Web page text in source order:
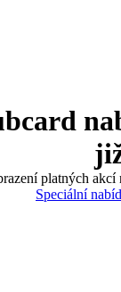
platných
Speciální